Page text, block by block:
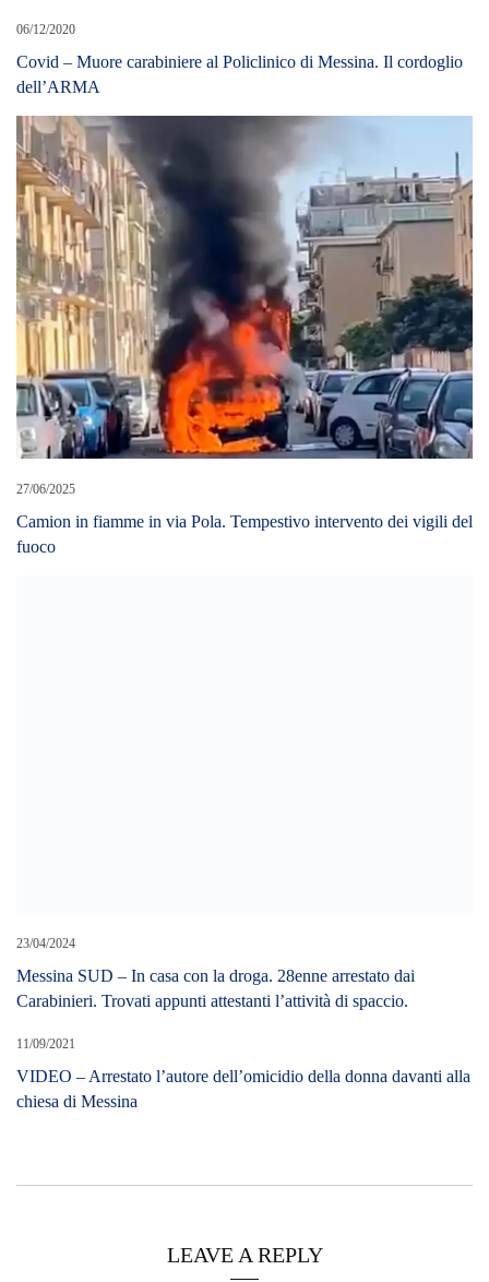
06/12/2020
Covid – Muore carabiniere al Policlinico di Messina. Il cordoglio
dell’ARMA
27/06/2025
Camion in fiamme in via Pola. Tempestivo intervento dei vigili del
fuoco
23/04/2024
Messina SUD – In casa con la droga. 28enne arrestato dai
Carabinieri. Trovati appunti attestanti l’attività di spaccio.
11/09/2021
VIDEO – Arrestato l’autore dell’omicidio della donna davanti alla
chiesa di Messina
LEAVE A REPLY